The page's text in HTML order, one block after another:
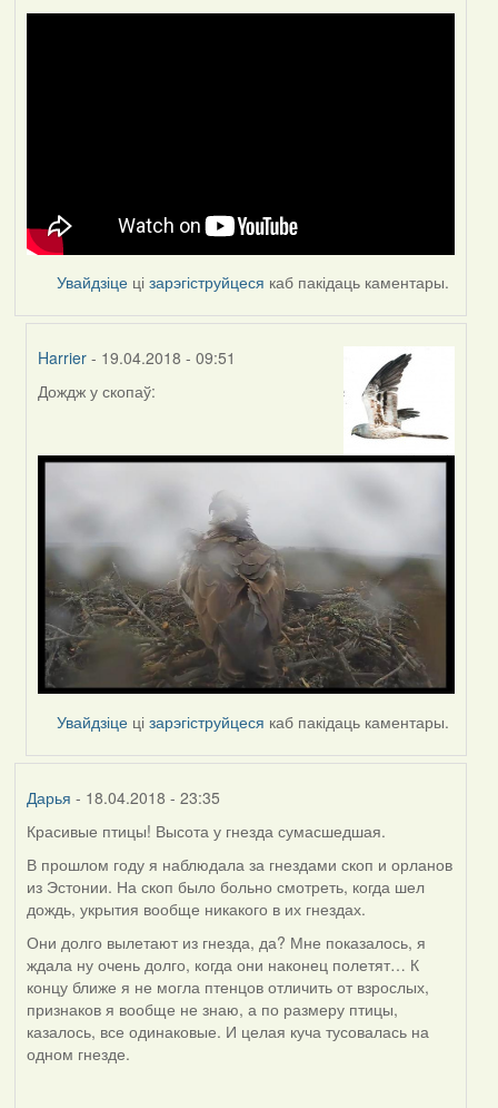
Увайдзіце цізарэгіструйцеся каб пакідаць каментары.
Harrier - 19.04.2018 - 09:51
In
by
Дождж у скопаў:
Увайдзіце цізарэгіструйцеся каб пакідаць каментары.
Дарья - 18.04.2018 - 23:35
Красивые птицы! Высота у гнезда сумасшедшая.
В прошлом году я наблюдала за гнездами скоп и орланов
из Эстонии. На скоп было больно смотреть, когда шел
дождь, укрытия вообще никакого в их гнездах.
Они долго вылетают из гнезда, да? Мне показалось, я
ждала ну очень долго, когда они наконец полетят… К
концу ближе я не могла птенцов отличить от взрослых,
признаков я вообще не знаю, а по размеру птицы,
казалось, все одинаковые. И целая куча тусовалась на
одном гнезде.